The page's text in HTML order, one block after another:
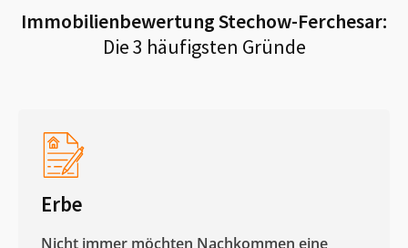
ImmobilienbewertungStechow-Ferchesar:
Die 3 häufigsten Gründe
Erbe
Nicht immer möchten Nachkommen eine